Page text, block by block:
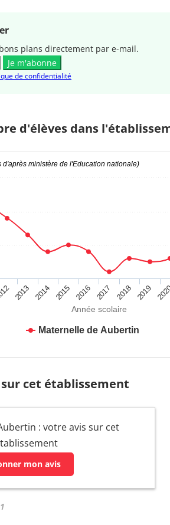
plans directement par e-mail.
Je m'abonne
de confidentialité
d'élèves dans
Année scolaire
d'après ministère de l'Education nationale)
Maternelle de Aubertin
2013 2014 2015 2016 2017 2018 2019
cet établissement
: votre avis sur cet
mon avis